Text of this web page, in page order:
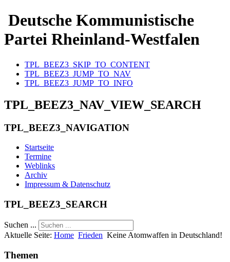
Deutsche Kommunistische
Partei Rheinland-Westfalen
TPL_BEEZ3_SKIP_TO_CONTENT
TPL_BEEZ3_JUMP_TO_NAV
TPL_BEEZ3_JUMP_TO_INFO
TPL_BEEZ3_NAV_VIEW_SEARCH
TPL_BEEZ3_NAVIGATION
Startseite
Termine
Weblinks
Archiv
Impressum & Datenschutz
TPL_BEEZ3_SEARCH
Suchen ...
Aktuelle Seite: Home Frieden Keine Atomwaffen in Deutschland!
Themen